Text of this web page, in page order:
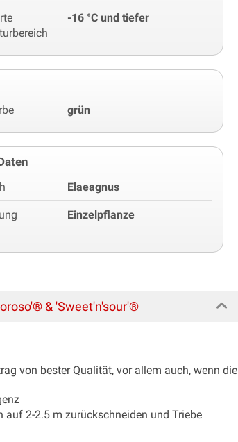
-16 °C und tiefer
grün
Elaeagnus
Einzelpflanze
& 'Sweet'n'sour'®
von bester Qualität, vor allem auch, wenn die
auf 2-2.5 m zurückschneiden und Triebe